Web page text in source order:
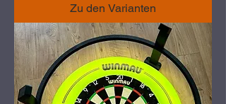
Zu den Varianten